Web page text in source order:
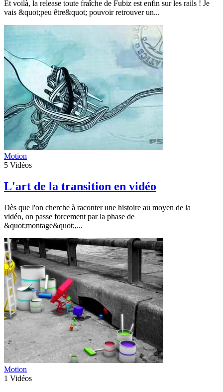
Et voilà, la release toute fraîche de Fubiz est enfin sur les rails ! Je
vais &quot;peu être&quot; pouvoir retrouver un...
Motion
5 Vidéos
L'art de la transition en vidéo
Dès que l'on cherche à raconter une histoire au moyen de la
vidéo, on passe forcement par la phase de
&quot;montage&quot;,...
Motion
1 Vidéos